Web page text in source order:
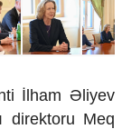
İlham Əliyev
direktoru Meq